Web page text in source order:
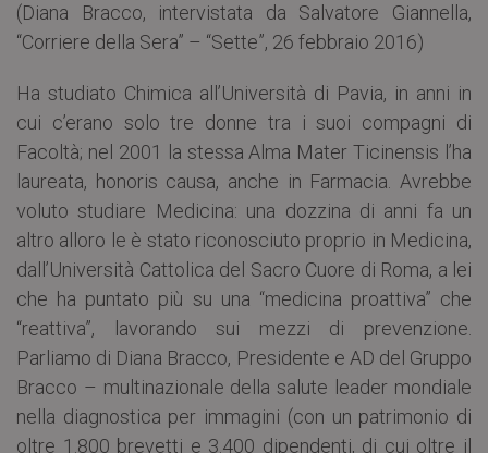
(Diana Bracco, intervistata da Salvatore Giannella,
“Corriere della Sera” – “Sette”, 26 febbraio 2016)
Ha studiato Chimica all’Università di Pavia, in anni in
cui c’erano solo tre donne tra i suoi compagni di
Facoltà; nel 2001 la stessa Alma Mater Ticinensis l’ha
laureata, honoris causa, anche in Farmacia. Avrebbe
voluto studiare Medicina: una dozzina di anni fa un
altro alloro le è stato riconosciuto proprio in Medicina,
dall’Università Cattolica del Sacro Cuore di Roma, a lei
che ha puntato più su una “medicina proattiva” che
“reattiva”, lavorando sui mezzi di prevenzione.
Parliamo di Diana Bracco, Presidente e AD del Gruppo
Bracco – multinazionale della salute leader mondiale
nella diagnostica per immagini (con un patrimonio di
oltre 1.800 brevetti e 3.400 dipendenti, di cui oltre il